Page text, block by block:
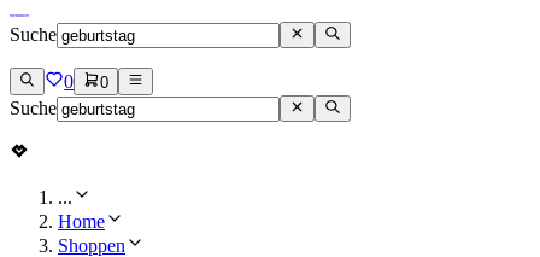
Suche
0 0
Suche
...
Home
Shoppen